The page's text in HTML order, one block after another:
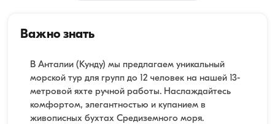
Важно знать
В Анталии (Кунду) мы предлагаем уникальный
морской тур для групп до 12 человек на нашей 13-
метровой яхте ручной работы. Наслаждайтесь
комфортом, элегантностью и купанием в
живописных бухтах Средиземного моря.